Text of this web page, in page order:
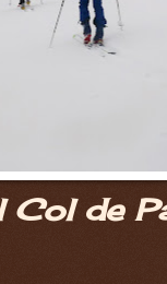
Col de